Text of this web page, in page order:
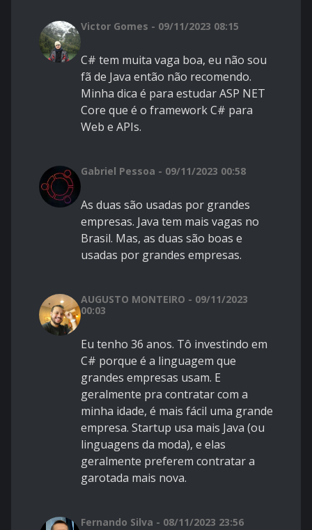
Victor Gomes - 09/11/2023 08:15
C# tem muita vaga boa, eu não sou
fã de Java então não recomendo.
Minha dica é para estudar ASP NET
Core que é o framework C# para
Web e APIs.
Gabriel Pessoa - 09/11/2023 00:58
As duas são usadas por grandes
empresas. Java tem mais vagas no
Brasil. Mas, as duas são boas e
usadas por grandes empresas.
AUGUSTO MONTEIRO - 09/11/2023
00:03
Eu tenho 36 anos. Tô investindo em
C# porque é a linguagem que
grandes empresas usam. E
geralmente pra contratar com a
minha idade, é mais fácil uma grande
empresa. Startup usa mais Java (ou
linguagens da moda), e elas
geralmente preferem contratar a
garotada mais nova.
Fernando Silva - 08/11/2023 23:56